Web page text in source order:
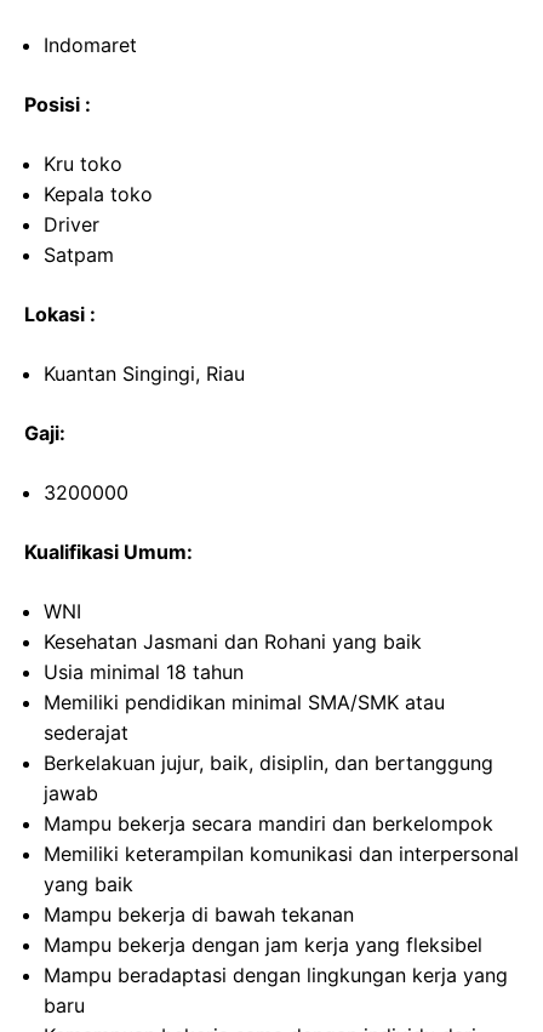
Indomaret
Posisi :
Kru toko
Kepala toko
Driver
Satpam
Lokasi :
Kuantan Singingi, Riau
Gaji:
3200000
Kualifikasi Umum:
WNI
Kesehatan Jasmani dan Rohani yang baik
Usia minimal 18 tahun
Memiliki pendidikan minimal SMA/SMK atau
sederajat
Berkelakuan jujur, baik, disiplin, dan bertanggung
jawab
Mampu bekerja secara mandiri dan berkelompok
Memiliki keterampilan komunikasi dan interpersonal
yang baik
Mampu bekerja di bawah tekanan
Mampu bekerja dengan jam kerja yang fleksibel
Mampu beradaptasi dengan lingkungan kerja yang
baru